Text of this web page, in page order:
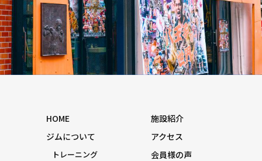
HOME
ジムについて
トレーニング
施設紹介
アクセス
会員様の声